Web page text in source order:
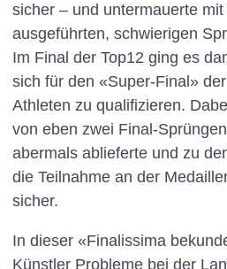
sicher – und untermauerte
ausgeführten, schwierigen
Im Final der Top12 ging es
sich für den «Super-Final»
Athleten zu qualifizieren.
von eben zwei Final-
abermals ablieferte und zu
die Teilnahme an der
sicher.
In dieser «Finalissima
Künstler Probleme bei der